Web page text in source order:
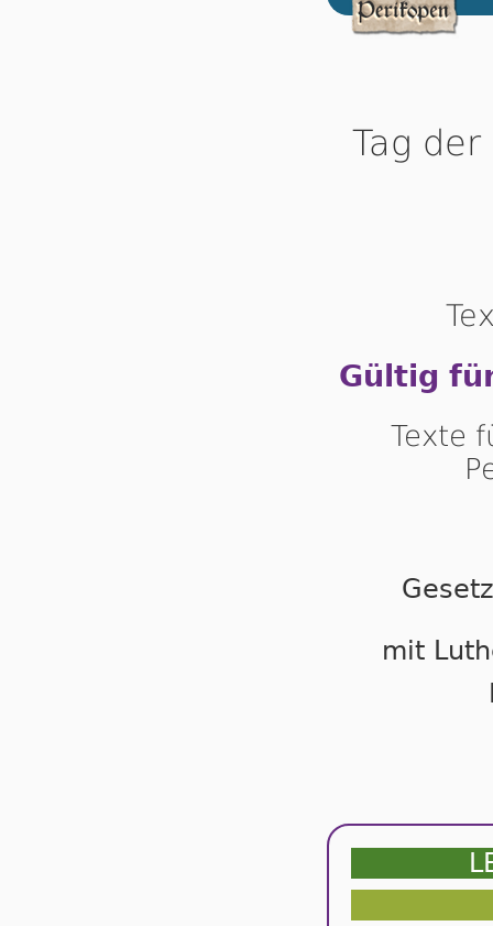
Tag
Gültig
Texte
mit